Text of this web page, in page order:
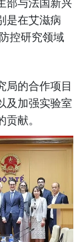
是在艾滋病
控研究领域
局的合作项目
及加强实验室
献。